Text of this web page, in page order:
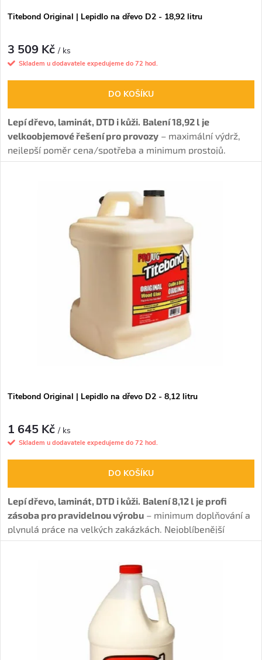
d
u
k
t
ů
d
u
k
t
ů
Titebond Original | Lepidlo na dřevo D2 - 18,92 litru
3 509 Kč/ ks
Skladem u dodavatele expedujeme do 72 hod.
DO KOŠÍKU
Lepí dřevo, laminát, DTD i kůži. Balení 18,92 l je
velkoobjemové řešení pro provozy – maximální výdrž,
nejlepší poměr cena/spotřeba a minimum prostojů.
Nejoblíbenější disperzní lepidlo pro interiérové spoje s
Titebond Original | Lepidlo na dřevo D2 - 8,12 litru
1 645 Kč/ ks
Skladem u dodavatele expedujeme do 72 hod.
DO KOŠÍKU
Lepí dřevo, laminát, DTD i kůži. Balení 8,12 l je profi
zásoba pro pravidelnou výrobu – minimum doplňování a
plynulá práce na velkých zakázkách. Nejoblíbenější
disperzní lepidlo pro interiérové spoje s vysokou